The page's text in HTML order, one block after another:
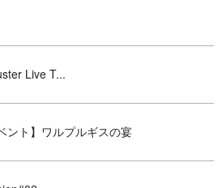
Live T...
ント】ワルプルギスの宴